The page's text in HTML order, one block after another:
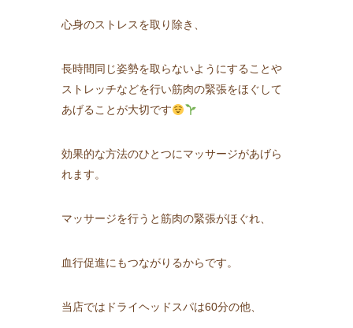
心身のストレスを取り除き、
長時間同じ姿勢を取らないようにすることや
ストレッチなどを行い筋肉の緊張をほぐして
あげることが大切です
効果的な方法のひとつにマッサージがあげら
れます。
マッサージを行うと筋肉の緊張がほぐれ、
血行促進にもつながりるからです。
当店ではドライヘッドスパは60分の他、